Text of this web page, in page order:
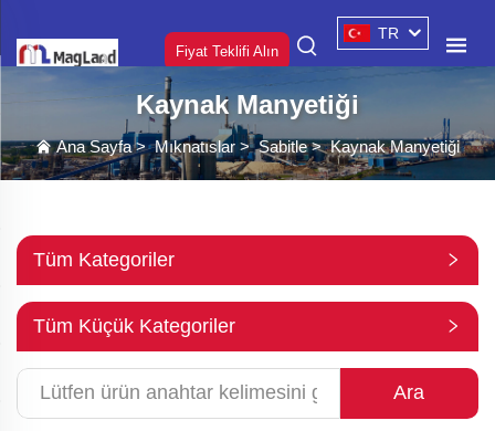
Fiyat Teklifi Alın
TR
Kaynak Manyetiği
Ana Sayfa>Mıknatıslar >Sabitle>Kaynak Manyetiği
Tüm Kategoriler
Tüm Küçük Kategoriler
Ara